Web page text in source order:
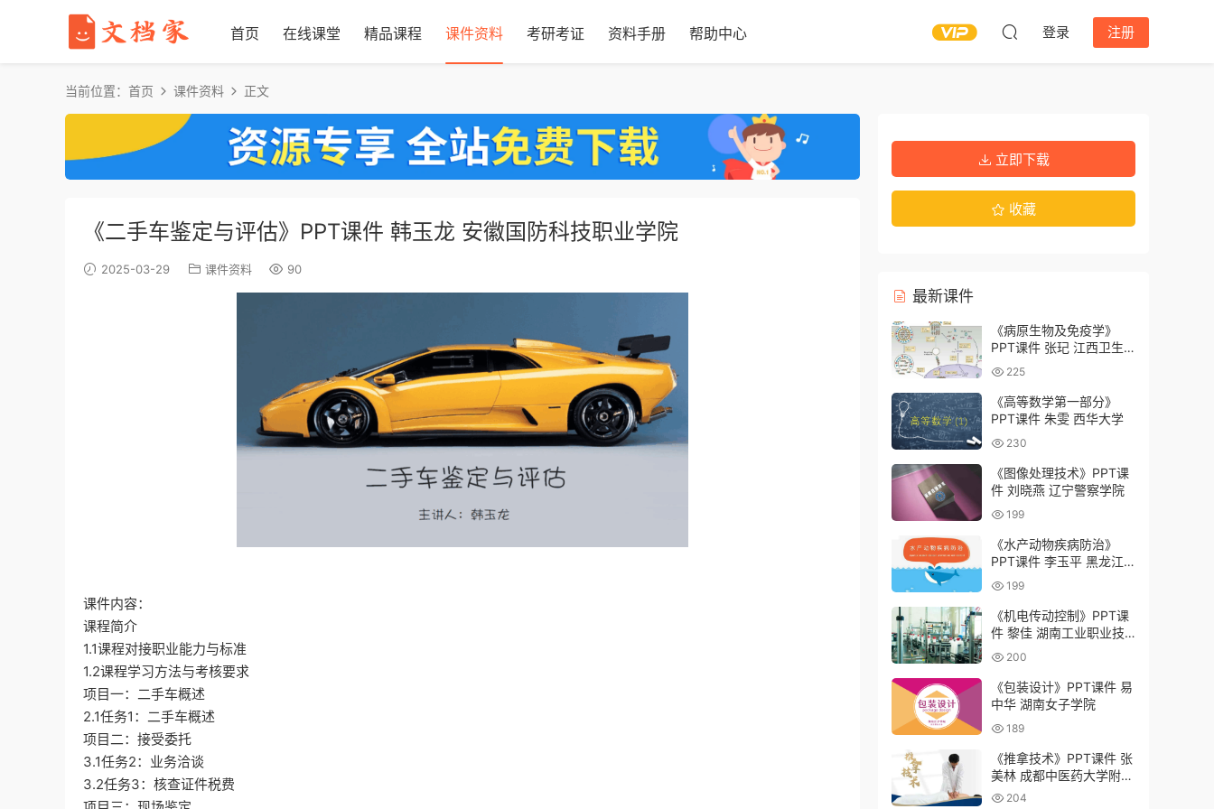
首页 在线课堂 精品课程 课件资料 考研考证 资料手册 帮助中心 登录 注册
当前位置： 首页 课件资料 正文
《二手车鉴定与评估》PPT课件 韩玉龙 安徽国防科技职业学院
2025-03-29 课件资料 90
课件内容：
课程简介
1.1课程对接职业能力与标准
1.2课程学习方法与考核要求
项目一：二手车概述
2.1任务1：二手车概述
项目二：接受委托
3.1任务2：业务洽谈
3.2任务3：核查证件税费
立即下载
收藏
最新课件
《病原生物及免疫学》
PPT课件 张玘 江西卫生
职业学院
225
《高等数学第一部分》
PPT课件 朱雯 西华大学
230
《图像处理技术》PPT课
件 刘晓燕 辽宁警察学院
199
《水产动物疾病防治》
PPT课件 李玉平 黑龙江
农业工程职业学院
199
《机电传动控制》PPT课
件 黎佳 湖南工业职业技
术学院
200
《包装设计》PPT课件 易
中华 湖南女子学院
189
《推拿技术》PPT课件 张
美林 成都中医药大学附属
医院针灸学校（四川省针
204